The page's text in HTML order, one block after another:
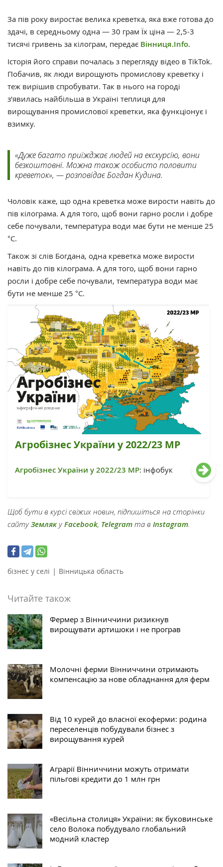
За пів року виростає велика креветка, яка вже готова до
здачі, в середньому одна — 30 грам Їх ціна — 2,5-3
тисячі гривень за кілограм, передає Вінниця.Info.
Історія його справи почалась з перегляду відео в TikTok.
Побачив, як люди вирощують промислову креветку і
теж вирішив спробувати. Так в нього на городі
з’явилась найбільша в Україні теплиця для
вирощування промислової креветки, яка функціонує і
взимку.
«Дуже багато приїжджає людей на екскурсію, вони
безкоштовні. Можна також особисто половити
креветок», — розповідає Богдан Кудина.
Чоловік каже, що одна креветка може вирости навіть до
пів кілограма. А для того, щоб вони гарно росли і добре
себе почували, температура води має бути не менше 25
°C.
Також зі слів Богдана, одна креветка може вирости
навіть до пів кілограма. А для того, щоб вони гарно
росли і добре себе почували, температура води має
бути не менше 25 °C.
Агробізнес України у 2022/23 МР
Агробізнес України у 2022/23 МР: інфобук
Щоб бути в курсі свіжих новин, підпишіться на сторінки
сайтуЗемлякуFacebook, Telegram та в Instagram
бізнес у селі | Вінницька область
Читайте також
Фермер з Вінниччини ризикнув
вирощувати артишоки і не програв
Молочні ферми Вінниччини отримають
компенсацію за нове обладнання для ферм
Від 10 курей до власної екоферми: родина
переселенців побудували бізнес з
вирощування курей
Аграрії Вінниччини можуть отримати
пільгові кредити до 1 млн грн
«Весільна столиця» України: як буковинське
село Волока побудувало глобальний
модний кластер